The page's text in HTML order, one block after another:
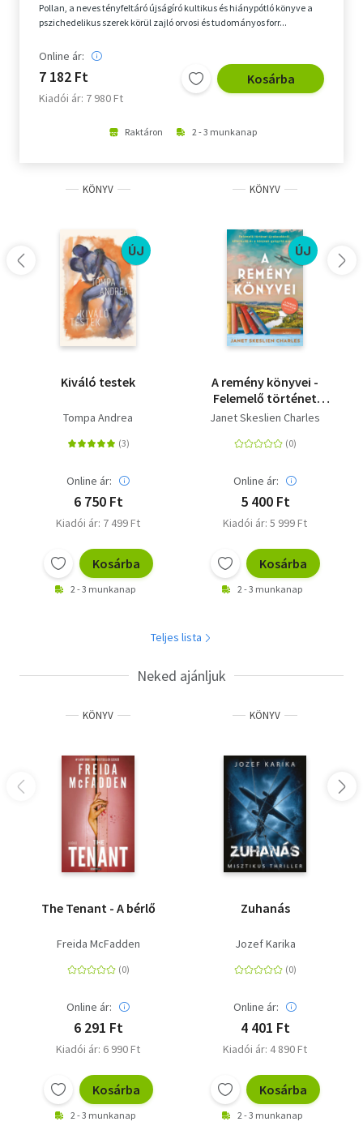
Pollan, a neves tényfeltáró újságíró kultikus és hiánypótló könyve a
pszichedelikus szerek körül zajló orvosi és tudományos forr...
Online ár:
7 182 Ft
Kiadói ár: 7 980 Ft
Kosárba
Raktáron 2 - 3 munkanap
KÖNYV
ÚJ
Kiváló testek
Tompa Andrea
Online ár:
6 750 Ft
Kiadói ár: 7 499 Ft
Kosárba
2 - 3 munkanap
KÖNYV
ÚJ
A remény könyvei -
Felemelő történet
újrakezdésről,
könyvek gyógyító
Janet Skeslien Charles
Online ár:
5 400 Ft
Kiadói ár: 5 999 Ft
Kosárba
2 - 3 munkanap
Teljes lista
Neked ajánljuk
KÖNYV
The Tenant - A bérlő
Freida McFadden
Online ár:
6 291 Ft
Kiadói ár: 6 990 Ft
Kosárba
2 - 3 munkanap
KÖNYV
Zuhanás
Jozef Karika
Online ár:
4 401 Ft
Kiadói ár: 4 890 Ft
Kosárba
2 - 3 munkanap